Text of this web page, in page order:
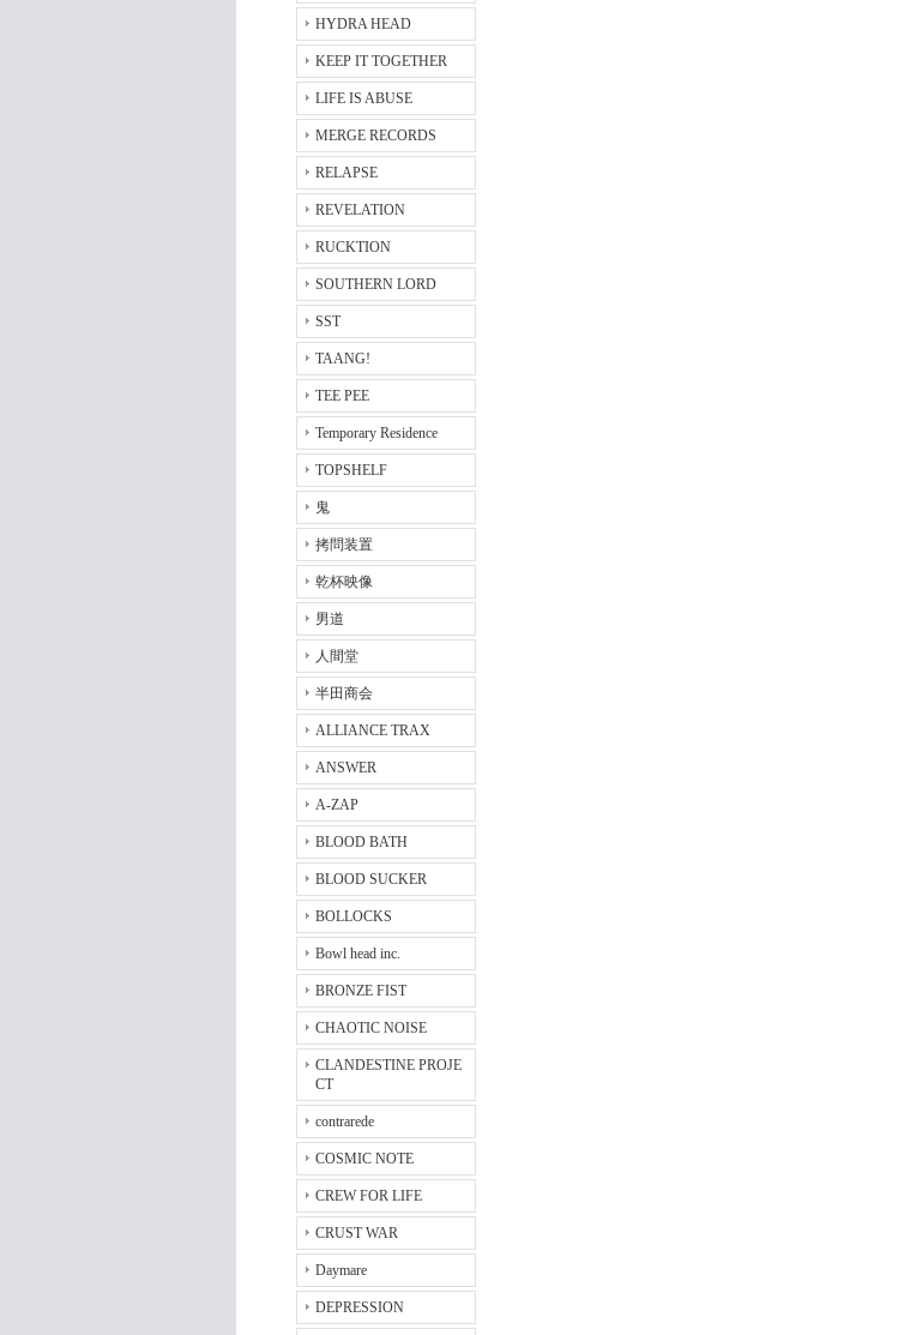
HYDRA HEAD
KEEP IT TOGETHER
LIFE IS ABUSE
MERGE RECORDS
RELAPSE
REVELATION
RUCKTION
SOUTHERN LORD
SST
TAANG!
TEE PEE
Temporary Residence
TOPSHELF
鬼
拷問装置
乾杯映像
男道
人間堂
半田商会
ALLIANCE TRAX
ANSWER
A-ZAP
BLOOD BATH
BLOOD SUCKER
BOLLOCKS
Bowl head inc.
BRONZE FIST
CHAOTIC NOISE
CLANDESTINE PROJE
CT
contrarede
COSMIC NOTE
CREW FOR LIFE
CRUST WAR
Daymare
DEPRESSION